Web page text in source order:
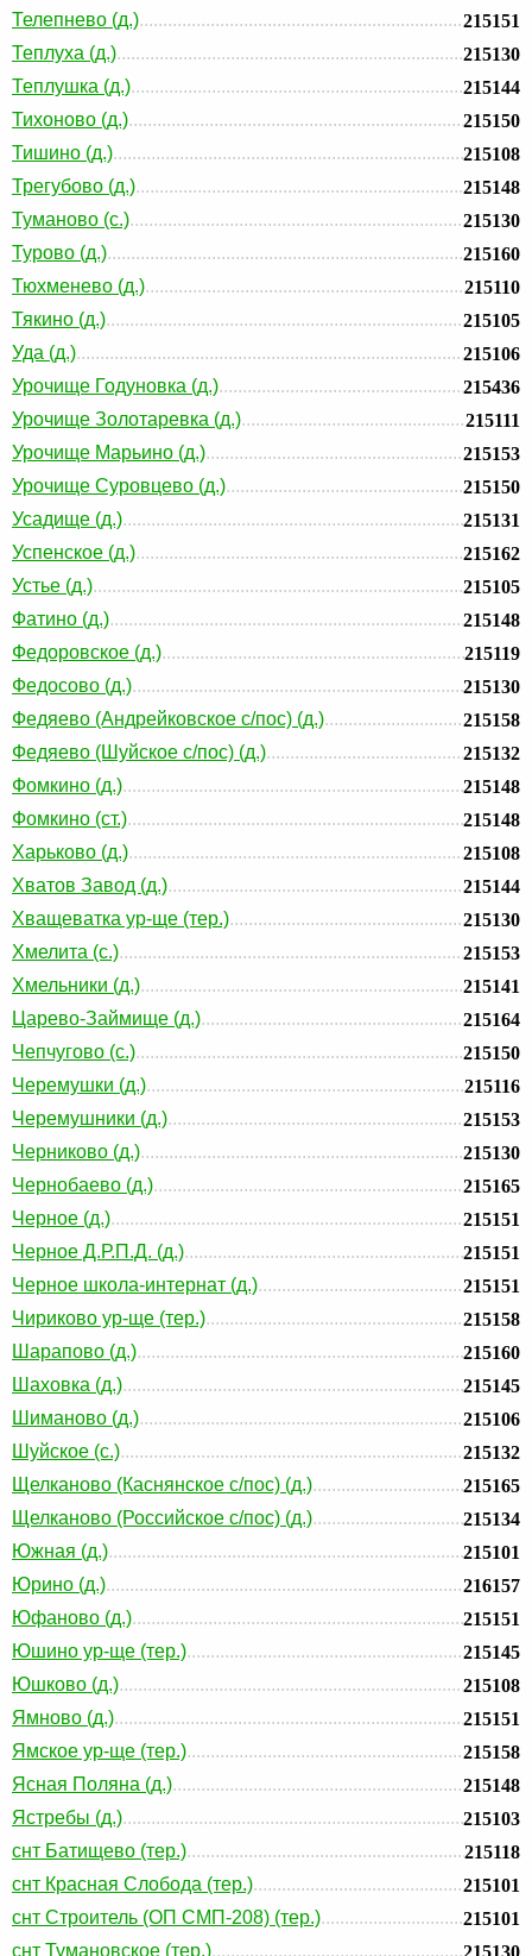
Телепнево (д.)
215151
Теплуха (д.)
215130
Теплушка (д.)
215144
Тихоново (д.)
215150
Тишино (д.)
215108
Трегубово (д.)
215148
Туманово (с.)
215130
Турово (д.)
215160
Тюхменево (д.)
215110
Тякино (д.)
215105
Уда (д.)
215106
Урочище Годуновка (д.)
215436
Урочище Золотаревка (д.)
215111
Урочище Марьино (д.)
215153
Урочище Суровцево (д.)
215150
Усадище (д.)
215131
Успенское (д.)
215162
Устье (д.)
215105
Фатино (д.)
215148
Федоровское (д.)
215119
Федосово (д.)
215130
Федяево (Андрейковское с/пос) (д.)
215158
Федяево (Шуйское с/пос) (д.)
215132
Фомкино (д.)
215148
Фомкино (ст.)
215148
Харьково (д.)
215108
Хватов Завод (д.)
215144
Хващеватка ур-ще (тер.)
215130
Хмелита (с.)
215153
Хмельники (д.)
215141
Царево-Займище (д.)
215164
Чепчугово (с.)
215150
Черемушки (д.)
215116
Черемушники (д.)
215153
Черниково (д.)
215130
Чернобаево (д.)
215165
Черное (д.)
215151
Черное Д.Р.П.Д. (д.)
215151
Черное школа-интернат (д.)
215151
Чириково ур-ще (тер.)
215158
Шарапово (д.)
215160
Шаховка (д.)
215145
Шиманово (д.)
215106
Шуйское (с.)
215132
Щелканово (Каснянское с/пос) (д.)
215165
Щелканово (Российское с/пос) (д.)
215134
Южная (д.)
215101
Юрино (д.)
216157
Юфаново (д.)
215151
Юшино ур-ще (тер.)
215145
Юшково (д.)
215108
Ямново (д.)
215151
Ямское ур-ще (тер.)
215158
Ясная Поляна (д.)
215148
Ястребы (д.)
215103
снт Батищево (тер.)
215118
снт Красная Слобода (тер.)
215101
снт Строитель (ОП СМП-208) (тер.)
215101
снт Тумановское (тер.)
215130